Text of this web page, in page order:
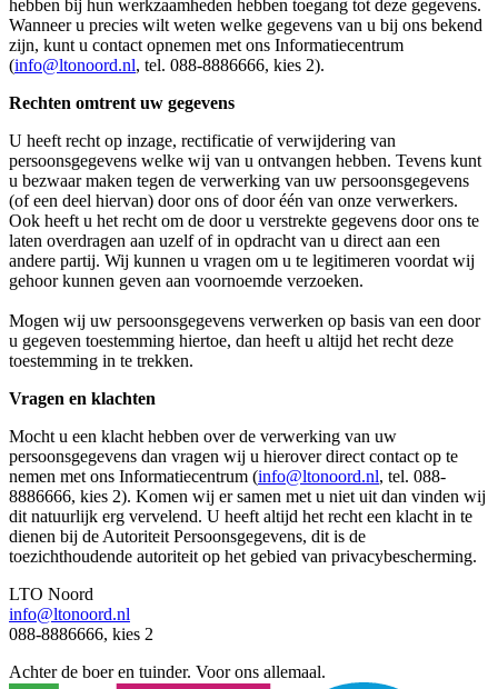
hebben bij hun werkzaamheden hebben toegang tot deze gegevens.
Wanneer u precies wilt weten welke gegevens van u bij ons bekend
zijn, kunt u contact opnemen met ons Informatiecentrum
(info@ltonoord.nl, tel. 088-8886666, kies 2).
Rechten omtrent uw gegevens
U heeft recht op inzage, rectificatie of verwijdering van
persoonsgegevens welke wij van u ontvangen hebben. Tevens kunt
u bezwaar maken tegen de verwerking van uw persoonsgegevens
(of een deel hiervan) door ons of door één van onze verwerkers.
Ook heeft u het recht om de door u verstrekte gegevens door ons te
laten overdragen aan uzelf of in opdracht van u direct aan een
andere partij. Wij kunnen u vragen om u te legitimeren voordat wij
gehoor kunnen geven aan voornoemde verzoeken.
Mogen wij uw persoonsgegevens verwerken op basis van een door
u gegeven toestemming hiertoe, dan heeft u altijd het recht deze
toestemming in te trekken.
Vragen en klachten
Mocht u een klacht hebben over de verwerking van uw
persoonsgegevens dan vragen wij u hierover direct contact op te
nemen met ons Informatiecentrum (info@ltonoord.nl, tel. 088-
8886666, kies 2). Komen wij er samen met u niet uit dan vinden wij
dit natuurlijk erg vervelend. U heeft altijd het recht een klacht in te
dienen bij de Autoriteit Persoonsgegevens, dit is de
toezichthoudende autoriteit op het gebied van privacybescherming.
LTO Noord
info@ltonoord.nl
088-8886666, kies 2
Achter de boer en tuinder. Voor ons allemaal.